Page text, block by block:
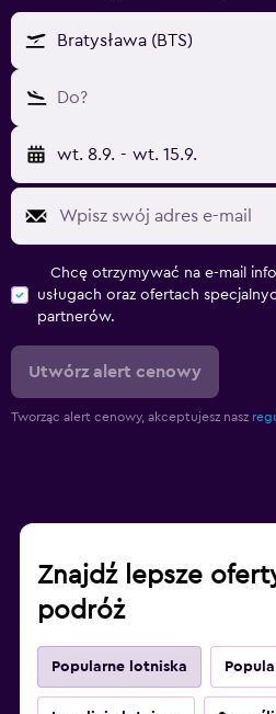
Bratysława (BTS)
Do?
wt. 8.9. - wt. 15.9.
Chcę otrzymywać na e-mail
usługach oraz ofertach
partnerów.
Utwórz alert cenowy
Tworząc alert cenowy, akceptujesz nasz
Znajdź lepsze
podróż
Popularne lotniska